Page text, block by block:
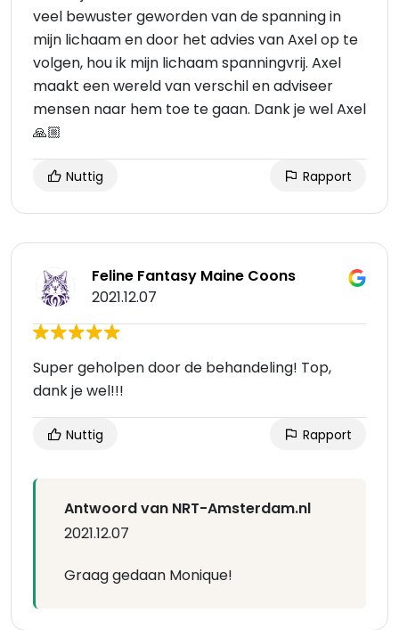
veel bewuster geworden van de spanning in
mijn lichaam en door het advies van Axel op te
volgen, hou ik mijn lichaam spanningvrij. Axel
maakt een wereld van verschil en adviseer
mensen naar hem toe te gaan. Dank je wel Axel
🙏🏼
Nuttig Rapport
Feline Fantasy Maine Coons
2021.12.07
Super geholpen door de behandeling! Top,
dank je wel!!!
Nuttig Rapport
Antwoord van NRT-Amsterdam.nl
2021.12.07
Graag gedaan Monique!